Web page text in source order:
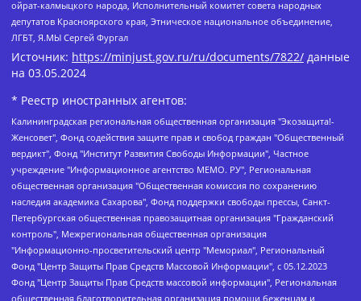
ойрат-калмыцкого народа, Исполнительный комитет совета народных
депутатов Красноярского края, Этническое национальное объединение,
ЛГБТ, Я.МЫ Сергей Фургал
Источник: https://minjust.gov.ru/ru/documents/7822/ данные
на 03.05.2024
* Реестр иностранных агентов:
Калининградская региональная общественная организация "Экозащита!-Женсовет", Фонд содействия защите прав и свобод граждан "Общественный вердикт", Фонд "Институт Развития Свободы Информации", Частное учреждение "Информационное агентство МЕМО. РУ", Региональная общественная организация "Общественная комиссия по сохранению наследия академика Сахарова", Фонд поддержки свободы прессы, Санкт-Петербургская общественная правозащитная организация "Гражданский контроль", Межрегиональная общественная организация "Информационно-просветительский центр "Мемориал", Региональный Фонд "Центр Защиты Прав Средств Массовой Информации", с 05.12.2023 Фонд "Центр Защиты Прав Средств массовой информации", Региональная общественная благотворительная организация помощи беженцам и мигрантам "Гражданское содействие", Негосударственное образовательное учреждение дополнительного профессионального образования (повышение квалификации) специалистов "АКАДЕМИЯ ПО ПРАВАМ ЧЕЛОВЕКА", Свердловская региональная общественная организация "Сутяжник", Автономная некоммерческая организация "Центр независимых социологических исследований", Союз общественных объединений "Российский исследовательский центр по правам человека", Региональное общественное учреждение научно-информационный центр "МЕМОРИАЛ", Некоммерческая организация "Фонд защиты гласности", Автономная некоммерческая организация "Институт прав человека", Городская общественная организация "Екатеринбургское общество "МЕМОРИАЛ", Городская общественная организация "Рязанское историко-просветительское и правозащитное общество "Мемориал" (Рязанский Мемориал), Челябинский региональный орган общественной самодеятельности – женское общественное объединение "Женщины Евразии", Челябинский региональный орган общественной самодеятельности "Уральская правозащитная группа", Фонд содействия защите здоровья и социальной справедливости имени Андрея Рылькова, Автономная Некоммерческая Организация "Аналитический Центр Юрия Левады", Автономная некоммерческая организация социальной поддержки населения "Проект Апрель", Региональная общественная организация помощи женщинам и детям, находящимся в кризисной ситуации "Информационно-методический центр "Анна", Фонд содействия развитию массовых коммуникаций и правовому просвещению "Так-так-Так", Фонд содействия устойчивому развитию "Серебряная тайга", Свердловский региональный общественный фонд социальных проектов "Новое время", "Idel.Реалии", Кавказ.Реалии, Крым.Реалии, Телеканал Настоящее Время, Татаро-башкирская служба Радио Свобода (Azatliq Radiosi), Радио Свободная Европа/Радио Свобода (PCE/PC), "Сибирь.Реалии", "Фактограф", Благотворительный фонд помощи осужденным и их семьям, Автономная некоммерческая организация "Институт глобализации и социальных движений", Фонд "В защиту прав заключенных", Частное учреждение "Центр поддержки и содействия развитию средств массовой информации", Пензенский региональный общественный благотворительный фонд "Гражданский союз", "Север.Реалии", Некоммерческая организация Фонд "Правовая инициатива", Общество с ограниченной ответственностью "Радио Свободная Европа/Радио Свобода", Чешское информационное агентство "MEDIUM-ORIENT", Красноярская региональная общественная организация "Мы против СПИДа", Камалягин Денис Николаевич, Маркелов Сергей Евгеньевич, Пономарев Лев Александрович, Савицкая Людмила Алексеевна, Автономная некоммерческая организация "Центр по работе с проблемой насилия "НАСИЛИЮ.НЕТ", Межрегиональный профессиональный союз работников здравоохранения "Альянс врачей", Юридическое лицо, зарегистрированное в Латвийской Республике, SIA "Medusa Project" (регистрационный номер 40103797863, дата регистрации 10.06.2014), Некоммерческая организация "Фонд по борьбе с коррупцией", Автономная некоммерческая организация "Институт права и публичной политики", Баданин Роман Сергеевич, Гликин Максим Александрович, Железнова Мария Михайловна, Лукьянова Юлия Сергеевна, Маетная Елизавета Витальевна, Маняхин Петр Борисович, Чуракова Ольга Владимировна, Ярош Юлия Петровна, Юридическое лицо "The Insider SIA", зарегистрированное в Риге, Латвийская Республика (дата регистрации 26.06.2015), являющееся администратором доменного имени интернет-издания "The Insider SIA", https://theins.ru, Постернак Алексей Евгеньевич, Рубин Михаил Аркадьевич, Анин Роман Александрович, Юридическое лицо Istories fonds, зарегистрированное в Латвийской Республике (регистрационный номер 50008295751, дата регистрации 24.02.2020), Великовский Дмитрий Александрович, Долинина Ирина Николаевна, Мароховская Алеся Алексеевна, Шлейнов Роман Юрьевич, Шмагун Олеся Валентиновна, Общество с ограниченной ответственностью "Альтаир 2021", Общество с ограниченной ответственностью "Вега 2021", Общество с ограниченной ответственностью "Главный редактор 2021", Общество с ограниченной ответственностью "Ромашки монолит", Важенков Артем Валерьевич, Ивановская областная общественная организация "Центр гендерных исследований", Гурман Юрий Альбертович, Медиапроект "ОВД-Инфо", Егоров Владимир Владимирович, Жилинский Владимир Александрович, Общество с ограниченной ответственностью "ЗП", Иванова София Юрьевна, Карезина Инна Павловна, Кильтау Екатерина Викторовна, Петров Алексей Викторович, Пискунов Сергей Евгеньевич, Смирнов Сергей Сергеевич, Тихонов Михаил Сергеевич, Общество с ограниченной ответственностью "ЖУРНАЛИСТ-ИНОСТРАННЫЙ АГЕНТ", Арапова Галина Юрьевна, Вольтская Татьяна Анатольевна, Американская компания "Mason G.E.S. Anonymous Foundation" (США), являющаяся владельцем интернет-издания https://mnews.world/, Компания "Stichting Bellingcat", зарегистрированная в Нидерландах (дата регистрации 11.07.2018), Захаров Андрей Вячеславович, Клепиковская Екатерина Дмитриевна, Общество с ограниченной ответственностью "МЕМО", Перл Роман Александрович, Симонов Евгений Алексеевич, Соловьева Елена Анатольевна, Сотников Даниил Владимирович, Сурначева Елизавета Дмитриевна, Автономная некоммерческая организация по защите прав человека и информированию населения "Якутия – Наше Мнение", Общество с ограниченной ответственностью "Москоу диджитал медиа", с 26.01.2023 Общество с ограниченной ответственностью "Чайка Белые сады", Ветошкина Валерия Валерьевна, Заговора Максим Александрович, Межрегиональное общественное движение "Российская ЛГБТ - сеть", Оленичев Максим Владимирович, Павлов Иван Юрьевич, Скворцова Елена Сергеевна, Общество с ограниченной ответственностью "Как бы инагент", Кочетков Игорь Викторович, Общество с ограниченной ответственностью "Честные выборы", Еланчик Олег Александрович, Общество с ограниченной ответственностью "Нобелевский призыв", Гималова Регина Эмилевна, Григорьев Андрей Валерьевич, Григорьева Алина Александровна, Ассоциация по содействию защите прав призывников, альтернативнослужащих и военнослужащих "Правозащитная группа "Гражданин.Армия.Право", Хисамова Регина Фаритовна, Автономная некоммерческая организация по реализации социально-правовых программ "Лилит", Дальневосточное общественное движение "Маяк", Санкт-Петербургская ЛГБТ-инициативная группа "Выход", Инициативная группа ЛГБТ+ "Реверс", Алексеев Андрей Викторович, Бекбулатова Таисия Львовна, Беляев Иван Михайлович, Владыкина Елена Сергеевна, Гельман Марат Александрович, Никульшина Вероника Юрьевна, Толоконникова Надежда Андреевна, Шендерович Виктор Анатольевич, Общество с ограниченной ответственностью "Данное сообщение", Общество с ограниченной ответственностью Издательский дом "Новая глава", Айнбиндер Александра Александровна, Московский комьюнити-центр для ЛГБТ+инициатив, Благотворительный фонд развития филантропии, Deutsche Welle (Германия, Kurt-Schumacher-Strasse 3, 53113 Bonn), Борзунова Мария Михайловна, Воробьев Виктор Викторович, Голубева Анна Львовна, Константинова Алла Михайловна, Малкова Ирина Владимировна, Мурадов Мурад Абдулгалимович, Осетинская Елизавета Николаевна, Понасенков Евгений Николаевич, Ганапольский Матвей Юрьевич, Киселев Евгений Алексеевич, Борухович Ирина Григорьевна, Дремин Иван Тимофеевич, Дубровский Дмитрий Викторович, Красноярская региональная общественная организация поддержки и развития альтернативных образовательных технологий и межкультурных коммуникаций "ИНТЕРРА", Маяковская Екатерина Алексеевна, Фейгин Марк Захарович, Филимонов Андрей Викторович, Дзугкоева Регина Николаевна, Доброхотов Роман Александрович, Дудь Юрий Александрович, Елкин Сергей Владимирович, Кругликов Кирилл Игоревич, Сабунаева Мария Леонидовна, Семенов Алексей Владимирович, Шаинян Карен Багратович, Шульман Екатерина Михайловна, Асафьев Артур Валерьевич, Вахштайн Виктор Семенович, Венедиктов Алексей Алексеевич, Лушникова Екатерина Евгеньевна, Волков Леонид Михайлович, Невзоров Александр Глебович, Пархоменко Сергей Борисович, Сироткин Ярослав Николаевич, Кара-Мурза Владимир Владимирович, Баранова Наталья Владимировна, Гозман Леонид Яковлевич, Кагарлицкий Борис Юльевич, Климарев Михаил Валерьевич, Милов Владимир Станиславович, Автономная некоммерческая организация Краснодарский центр современного искусства "Типография", Моргенштерн Алишер Тагирович, Соболь Любовь Эдуардовна, Общество с ограниченной ответственностью "ЛИЗА НОРМ", Каспаров Гарри Кимович, Ходорковский Михаил Борисович, Общество с ограниченной ответственностью "Апрельские тезисы", Данилович Ирина Брониславовна, Кашин Олег Владимирович, Петров Николай Владимирович, Пивоваров Алексей Владимирович, Соколов Михаил Владимирович, Цветкова Юлия Владимировна, Чичваркин Евгений Александрович, Комитет против пыток/Команда против пыток, Общество с ограниченной ответственностью "Первый научный", Общество с ограниченной ответственностью "Вертолет и ко", Белоцерковская Вероника Борисовна, Кац Максим Евгеньевич, Лазарева Татьяна Юрьевна, Шаведдинов Руслан Табризович, Яшин Илья Валерьевич, Общество с ограниченной ответственностью "Иноагент ААВ", Алешковский Дмитрий Петрович, Альбац Евгения Марковна, Быков Дмитрий Львович, Галямина Юлия Евгеньевна, Лойко Сергей Леонидович, Мартынов Кирилл Константинович, Медведев Сергей Александрович, Крашенинников Федор Геннадиевич, Гордеева Катерина Вл